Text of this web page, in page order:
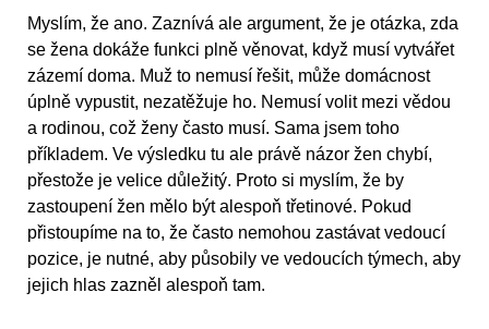
Myslím, že ano. Zaznívá ale argument, že je otázka, zda
se žena dokáže funkci plně věnovat, když musí vytvářet
zázemí doma. Muž to nemusí řešit, může domácnost
úplně vypustit, nezatěžuje ho. Nemusí volit mezi vědou
a rodinou, což ženy často musí. Sama jsem toho
příkladem. Ve výsledku tu ale právě názor žen chybí,
přestože je velice důležitý. Proto si myslím, že by
zastoupení žen mělo být alespoň třetinové. Pokud
přistoupíme na to, že často nemohou zastávat vedoucí
pozice, je nutné, aby působily ve vedoucích týmech, aby
jejich hlas zazněl alespoň tam.